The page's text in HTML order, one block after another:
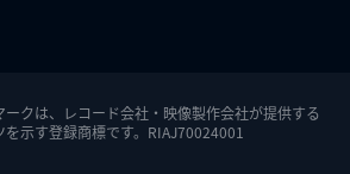
ークは、レコード会社・映像製作会社が提供する
を示す登録商標です。RIAJ70024001